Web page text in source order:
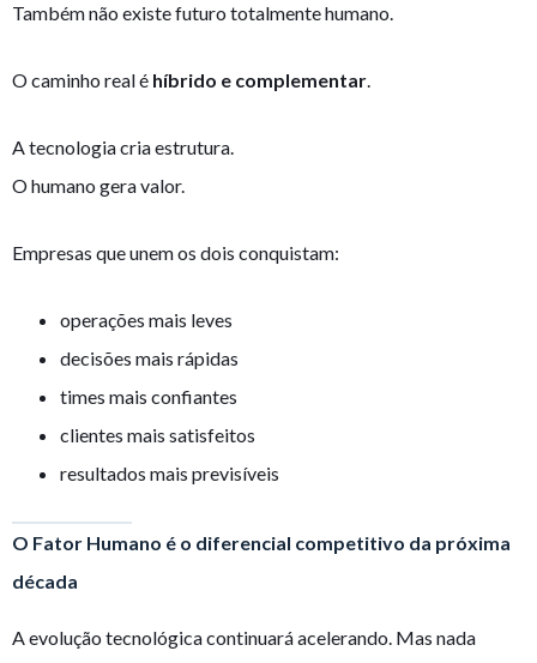
Também não existe futuro totalmente humano.
O caminho real é híbrido e complementar.
A tecnologia cria estrutura.
O humano gera valor.
Empresas que unem os dois conquistam:
operações mais leves
decisões mais rápidas
times mais confiantes
clientes mais satisfeitos
resultados mais previsíveis
O Fator Humano é o diferencial competitivo da próxima
década
A evolução tecnológica continuará acelerando. Mas nada